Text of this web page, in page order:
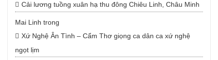
Cải lương tuồng xuân hạ thu đông Chiêu Linh, Châu Minh
Mai Linh trong
Xứ Nghệ Ân Tình – Cẩm Thơ giọng ca dân ca xứ nghệ
ngọt lịm